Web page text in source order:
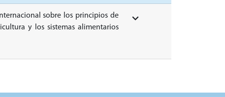
sobre los principios de
y los sistemas alimentarios